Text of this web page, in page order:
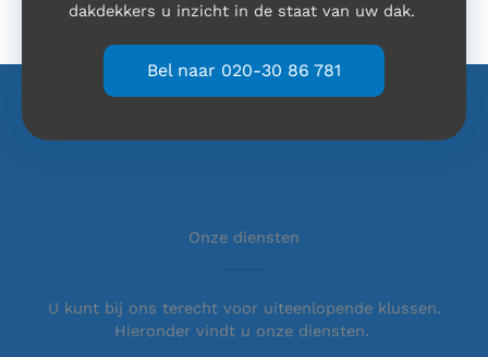
dakdekkers u inzicht in de staat van uw dak.
Bel naar 020-30 86 781
Onze diensten
U kunt bij ons terecht voor uiteenlopende klussen.
Hieronder vindt u onze diensten.